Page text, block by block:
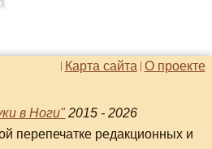
О проекте
Карта сайта
в Ноги" 2015 - 2026
перепечатке редакционных и